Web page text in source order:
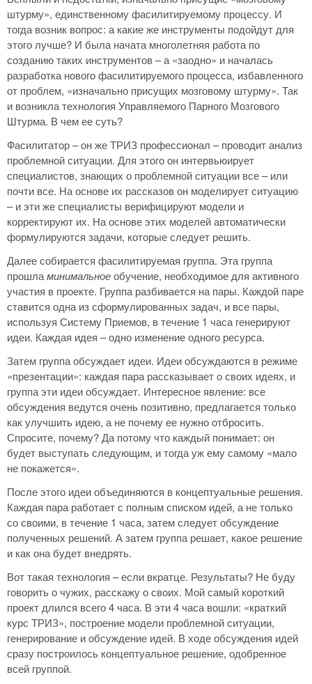
штурму», единственному фасилитируемому процессу. И
тогда возник вопрос: а какие же инструменты подойдут для
этого лучше? И была начата многолетняя работа по
созданию таких инструментов – а «заодно» и началась
разработка нового фасилитируемого процесса, избавленного
от проблем, «изначально присущих мозговому штурму». Так
и возникла технология Управляемого Парного Мозгового
Штурма. В чем ее суть?
Фасилитатор – он же ТРИЗ профессионал – проводит анализ
проблемной ситуации. Для этого он интервьюирует
специалистов, знающих о проблемной ситуации все – или
почти все. На основе их рассказов он моделирует ситуацию
– и эти же специалисты верифицируют модели и
корректируют их. На основе этих моделей автоматически
формулируются задачи, которые следует решить.
Далее собирается фасилитируемая группа. Эта группа
прошламинимальноеобучение, необходимое для активного
участия в проекте. Группа разбивается на пары. Каждой паре
ставится одна из сформулированных задач, и все пары,
используя Систему Приемов, в течение 1 часа генерируют
идеи. Каждая идея – одно изменение одного ресурса.
Затем группа обсуждает идеи. Идеи обсуждаются в режиме
«презентации»: каждая пара рассказывает о своих идеях, и
группа эти идеи обсуждает. Интересное явление: все
обсуждения ведутся очень позитивно, предлагается только
как улучшить идею, а не почему ее нужно отбросить.
Спросите, почему? Да потому что каждый понимает: он
будет выступать следующим, и тогда уж ему самому «мало
не покажется».
После этого идеи объединяются в концептуальные решения.
Каждая пара работает с полным списком идей, а не только
со своими, в течение 1 часа, затем следует обсуждение
полученных решений. А затем группа решает, какое решение
и как она будет внедрять.
Вот такая технология – если вкратце. Результаты? Не буду
говорить о чужих, расскажу о своих. Мой самый короткий
проект длился всего 4 часа. В эти 4 часа вошли: «краткий
курс ТРИЗ», построение модели проблемной ситуации,
генерирование и обсуждение идей. В ходе обсуждения идей
сразу построилось концептуальное решение, одобренное
всей группой.